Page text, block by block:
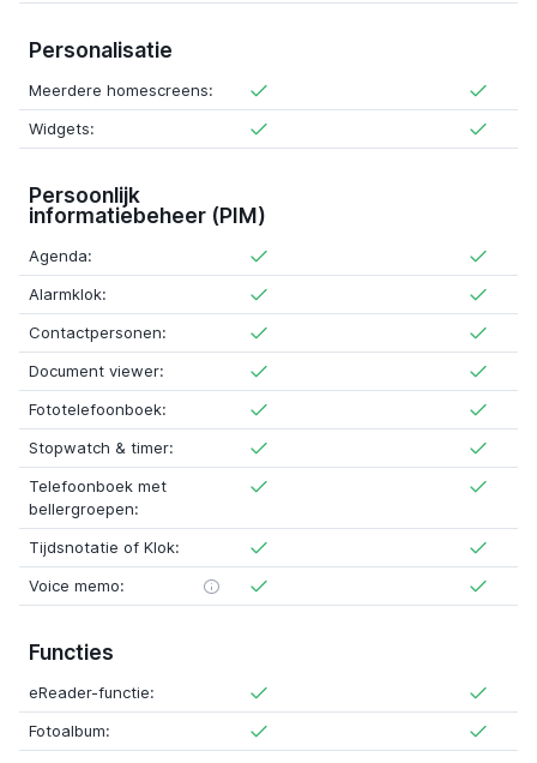
Personalisatie
Meerdere homescreens:
Widgets:
Persoonlijk
informatiebeheer (PIM)
Agenda:
Alarmklok:
Contactpersonen:
Document viewer:
Fototelefoonboek:
Stopwatch & timer:
Telefoonboek met
bellergroepen:
Tijdsnotatie of Klok:
Voice memo:
Functies
eReader-functie:
Fotoalbum: